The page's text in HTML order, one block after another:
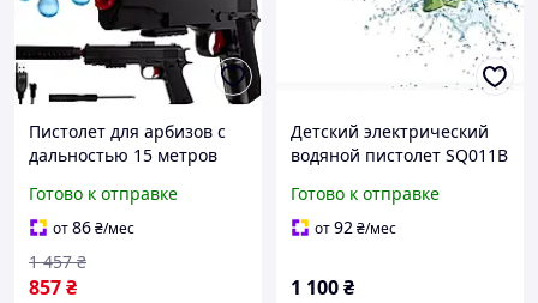
Пистолет для арбизов с
дальностью 15 метров
HE0163
Готово к отправке
от86₴/мес
857₴
1 457 ₴
Детский электрический
водяной пистолет SQ011B
зеленый
Готово к отправке
от92₴/мес
1 100₴